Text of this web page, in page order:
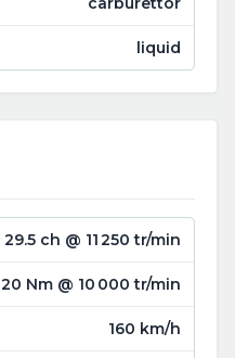
liquid
29.5 ch @ 11 250 tr/min
20 Nm @ 10 000 tr/min
160 km/h